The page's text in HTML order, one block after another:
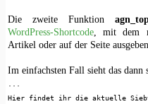
Die zweite Funktion
WordPress-Shortcode, mit dem
Artikel oder auf der Seite ausgeben
Im einfachsten Fall sieht das dann
Hier findet ihr die aktuelle